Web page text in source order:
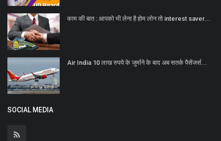
काम की बात : आपको भी लेना है होम लोन तो interest saver...
Air India 10 लाख रुपये के जुर्माने के बाद अब सतर्क पैसेंजर्स...
SOCIAL MEDIA